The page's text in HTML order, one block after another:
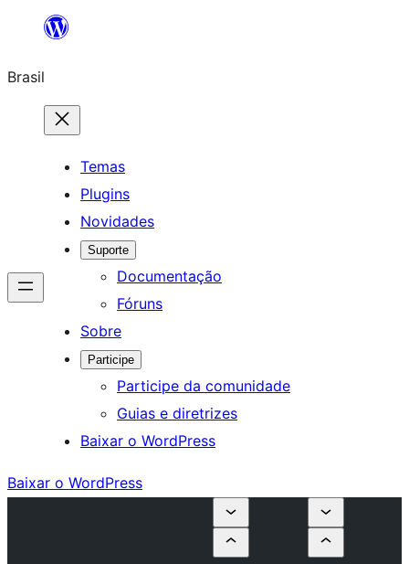
o
conteúdo
Brasil
Temas
Plugins
Novidades
Suporte
Documentação
Fóruns
Sobre
Participe
Participe da comunidade
Guias e diretrizes
Baixar o WordPress
Baixar o WordPress